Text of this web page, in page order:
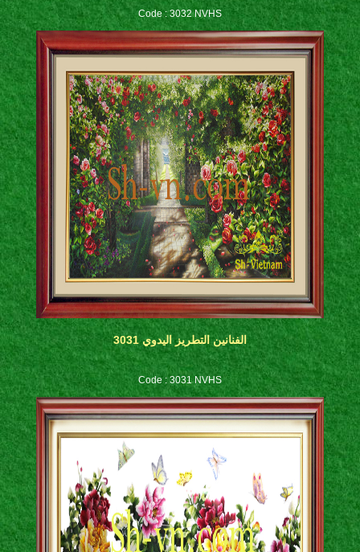
Code : 3032 NVHS
الفنانين التطريز اليدوي 3031
Code : 3031 NVHS